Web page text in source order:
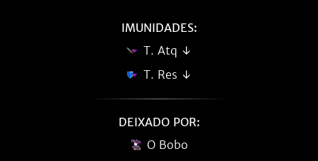
IMUNIDADES:
T. Atq ↓
T. Res ↓
DEIXADO POR:
O Bobo